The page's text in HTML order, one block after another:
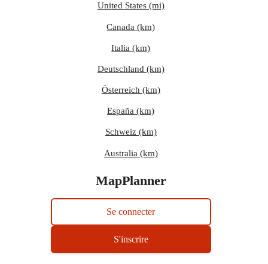
United States (mi)
Canada (km)
Italia (km)
Deutschland (km)
Österreich (km)
España (km)
Schweiz (km)
Australia (km)
MapPlanner
Se connecter
S'inscrire